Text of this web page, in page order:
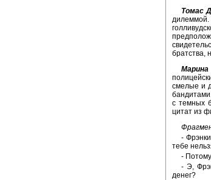
Томас
братства,
смелые и
с темных
цитат из
-
тебе
-
- Э,
денег?